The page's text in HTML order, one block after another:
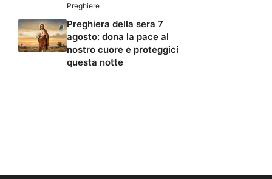
Preghiere
Preghiera della sera 7
agosto: dona la pace al
nostro cuore e proteggici
questa notte